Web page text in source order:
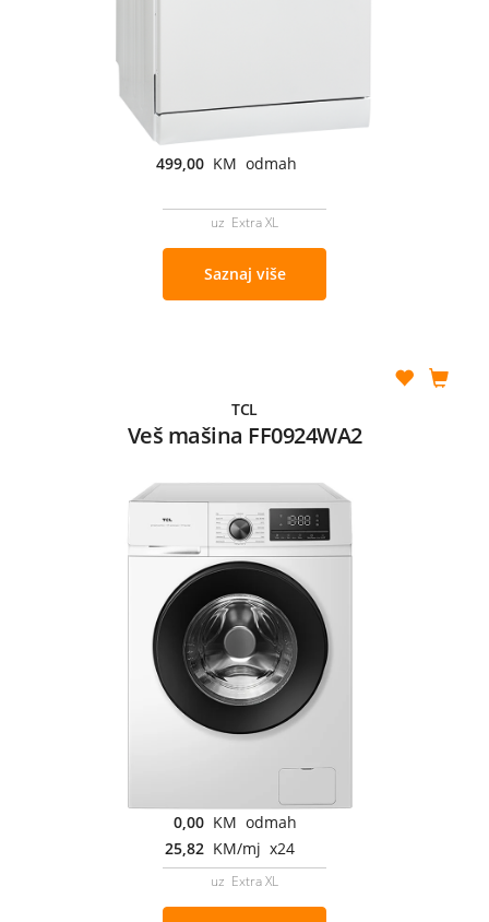
499,00 KM odmah
uz Extra XL
Saznaj više
TCL
Veš mašina FF0924WA2
0,00 KM odmah
25,82 KM/mj x24
uz Extra XL